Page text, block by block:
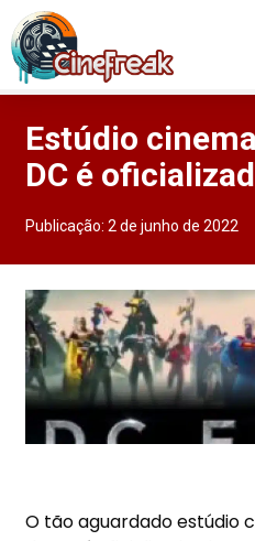
Estúdio
DC é
Publicação:2 de junho de 2022
O tão aguardado estúdio